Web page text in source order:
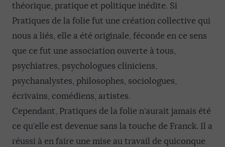
théorique, pratique et politique inédite. Si
Pratiques de la folie fut une création collective qui
nous a liés, elle a été originale, féconde en ce sens
que ce fut une association ouverte à tous,
psychiatres, psychologues cliniciens,
psychanalystes, philosophes, sociologues,
écrivains, comédiens, artistes.
Cependant, Pratiques de la folie n’aurait jamais été
ce qu’elle est devenue sans la touche de Franck. Il a
réussi à en faire une mise au travail de quiconque